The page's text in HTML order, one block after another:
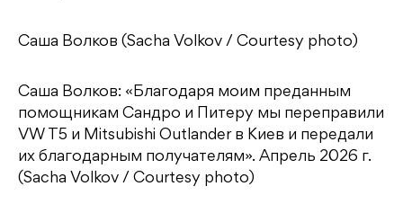
Саша Волков (Sacha Volkov / Courtesy photo)
Саша Волков: «Благодаря моим преданным
помощникам Сандро и Питеру мы переправили
VW T5 и Mitsubishi Outlander в Киев и передали
их благодарным получателям». Апрель 2026 г.
(Sacha Volkov / Courtesy photo)